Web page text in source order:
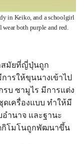
in Keiko, and a schoolgirl
wear both purple and red.
สมัยที่ญี่ปุ่นถูก
ารให้ขุนนางเข้าไป
บ ซามูไร มีการแต่ง
ดเครื่องแบบ ทำให้มี
ำนาจ และฐานะ
กิโมโนถูกพัฒนาขึ้น